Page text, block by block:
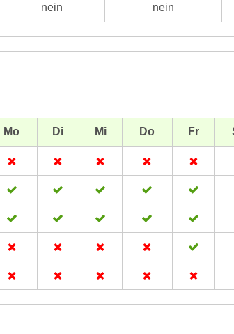
nein nein
Mo Di Mi Do Fr